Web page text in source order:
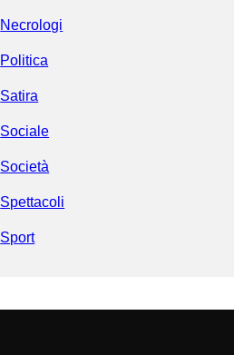
Necrologi
Politica
Satira
Sociale
Società
Spettacoli
Sport